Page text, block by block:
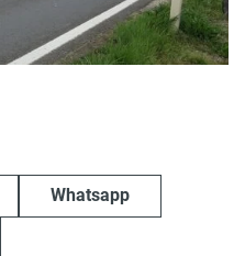
Whatsapp